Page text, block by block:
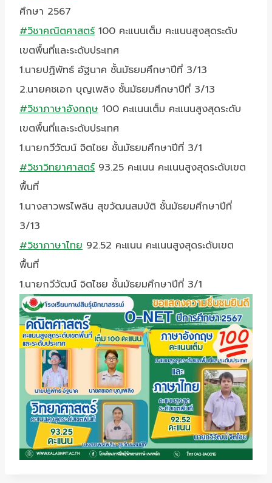
ศึกษา 2567
#วิชาคณิตศาสตร์ 100 คะแนนเต็ม คะแนนสูงสุดระดับ
เขตพื้นที่และระดับประเทศ
1.นายปฏิพัทธ์ อัฐนาค ชั้นมัธยมศึกษาปีที่ 3/13
2.นายคชเอก บุญเพลิง ชั้นมัธยมศึกษาปีที่ 3/13
#วิชาภาษาอังกฤษ 100 คะแนนเต็ม คะแนนสูงสุดระดับ
เขตพื้นที่และระดับประเทศ
1.นายกวีวัฒน์ จิตไชย ชั้นมัธยมศึกษาปีที่ 3/1
#วิชาวิทยาศาสตร์ 93.25 คะแนน คะแนนสูงสุดระดับเขต
พื้นที่
1.นางสาวพรไพลิน สุขวัฒนสมบัติ ชั้นมัธยมศึกษาปีที่
3/13
#วิชาภาษาไทย 92.52 คะแนน คะแนนสูงสุดระดับเขต
พื้นที่
1.นายกวีวัฒน์ จิตไชย ชั้นมัธยมศึกษาปีที่ 3/1